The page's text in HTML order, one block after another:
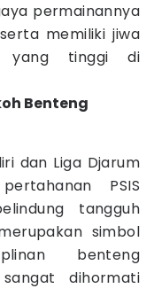
permainannya
memiliki jiwa
tinggi di
Benteng
dan Liga Djarum
PSIS
tangguh
simbol
benteng
dihormati